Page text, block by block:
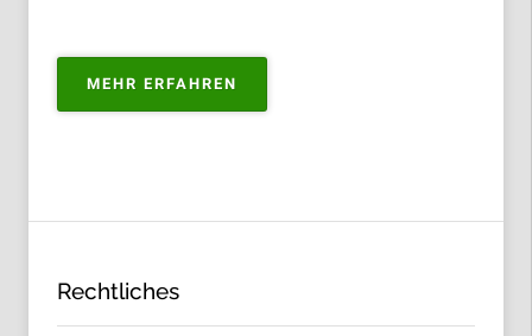
MEHR ERFAHREN
ZUM
Rechtliches